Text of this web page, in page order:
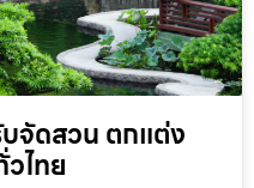
จัดสวน ตกแต่ง
ไทย